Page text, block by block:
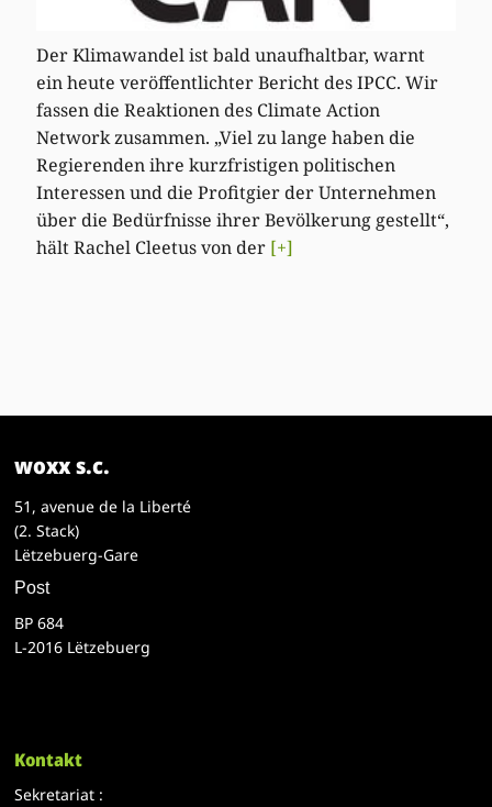
Der Klimawandel ist bald unaufhaltbar, warnt
ein heute veröffentlichter Bericht des IPCC. Wir
fassen die Reaktionen des Climate Action
Network zusammen. „Viel zu lange haben die
Regierenden ihre kurzfristigen politischen
Interessen und die Profitgier der Unternehmen
über die Bedürfnisse ihrer Bevölkerung gestellt“,
hält Rachel Cleetus von der [+]
woxx s.c.
51, avenue de la Liberté
(2. Stack)
Lëtzebuerg-Gare
Post
BP 684
L-2016 Lëtzebuerg
Kontakt
Sekretariat :